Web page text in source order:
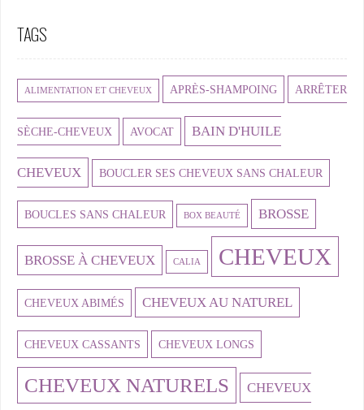
TAGS
ALIMENTATION ET CHEVEUX APRÈS-SHAMPOING ARRÊTER
SÈCHE-CHEVEUX AVOCAT BAIN D'HUILE
CHEVEUX BOUCLER SES CHEVEUX SANS CHALEUR
BOUCLES SANS CHALEUR BOX BEAUTÉ BROSSE
BROSSE À CHEVEUX CALIA CHEVEUX
CHEVEUX ABIMÉS CHEVEUX AU NATUREL
CHEVEUX CASSANTS CHEVEUX LONGS
CHEVEUX NATURELS CHEVEUX